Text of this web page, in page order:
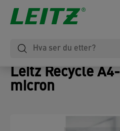
Leitz Recycle
micron